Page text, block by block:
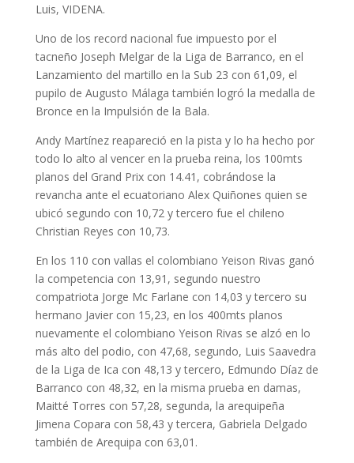
Luis, VIDENA.
Uno de los record nacional fue impuesto por el
tacneño Joseph Melgar de la Liga de Barranco, en el
Lanzamiento del martillo en la Sub 23 con 61,09, el
pupilo de Augusto Málaga también logró la medalla de
Bronce en la Impulsión de la Bala.
Andy Martínez reapareció en la pista y lo ha hecho por
todo lo alto al vencer en la prueba reina, los 100mts
planos del Grand Prix con 14.41, cobrándose la
revancha ante el ecuatoriano Alex Quiñones quien se
ubicó segundo con 10,72 y tercero fue el chileno
Christian Reyes con 10,73.
En los 110 con vallas el colombiano Yeison Rivas ganó
la competencia con 13,91, segundo nuestro
compatriota Jorge Mc Farlane con 14,03 y tercero su
hermano Javier con 15,23, en los 400mts planos
nuevamente el colombiano Yeison Rivas se alzó en lo
más alto del podio, con 47,68, segundo, Luis Saavedra
de la Liga de Ica con 48,13 y tercero, Edmundo Díaz de
Barranco con 48,32, en la misma prueba en damas,
Maitté Torres con 57,28, segunda, la arequipeña
Jimena Copara con 58,43 y tercera, Gabriela Delgado
también de Arequipa con 63,01.